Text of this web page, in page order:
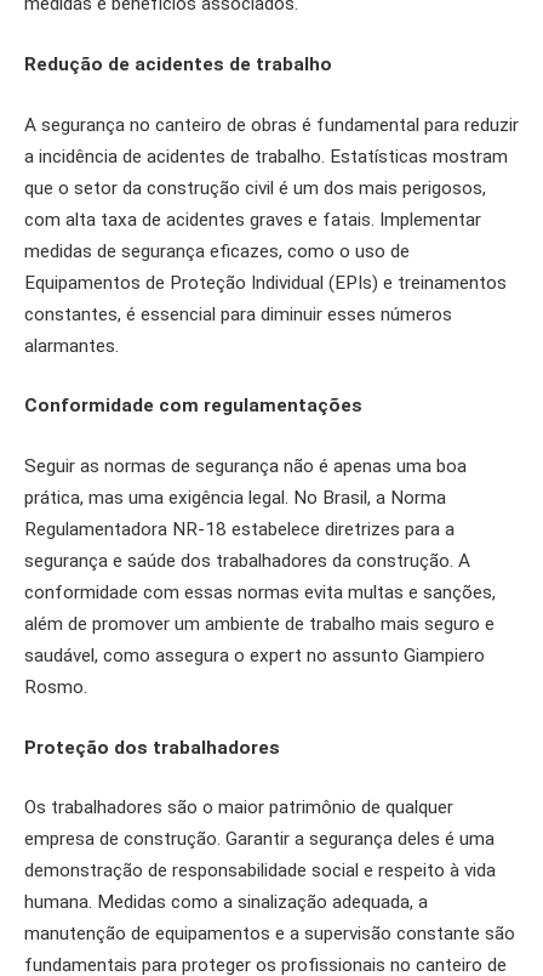
Redução de acidentes de trabalho
A segurança no canteiro de obras é fundamental para reduzir
a incidência de acidentes de trabalho. Estatísticas mostram
que o setor da construção civil é um dos mais perigosos,
com alta taxa de acidentes graves e fatais. Implementar
medidas de segurança eficazes, como o uso de
Equipamentos de Proteção Individual (EPIs) e treinamentos
constantes, é essencial para diminuir esses números
alarmantes.
Conformidade com regulamentações
Seguir as normas de segurança não é apenas uma boa
prática, mas uma exigência legal. No Brasil, a Norma
Regulamentadora NR-18 estabelece diretrizes para a
segurança e saúde dos trabalhadores da construção. A
conformidade com essas normas evita multas e sanções,
além de promover um ambiente de trabalho mais seguro e
saudável, como assegura o expert no assunto Giampiero
Rosmo.
Proteção dos trabalhadores
Os trabalhadores são o maior patrimônio de qualquer
empresa de construção. Garantir a segurança deles é uma
demonstração de responsabilidade social e respeito à vida
humana. Medidas como a sinalização adequada, a
manutenção de equipamentos e a supervisão constante são
fundamentais para proteger os profissionais no canteiro de